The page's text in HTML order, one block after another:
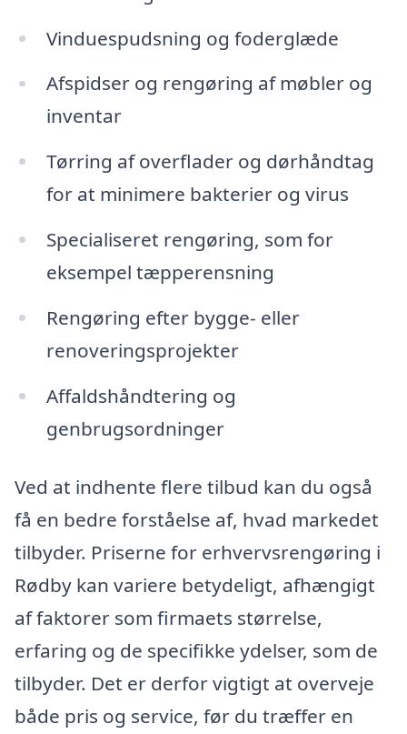
Vinduespudsning og foderglæde
Afspidser og rengøring af møbler og
inventar
Tørring af overflader og dørhåndtag
for at minimere bakterier og virus
Specialiseret rengøring, som for
eksempel tæpperensning
Rengøring efter bygge- eller
renoveringsprojekter
Affaldshåndtering og
genbrugsordninger
Ved at indhente flere tilbud kan du også
få en bedre forståelse af, hvad markedet
tilbyder. Priserne for erhvervsrengøring i
Rødby kan variere betydeligt, afhængigt
af faktorer som firmaets størrelse,
erfaring og de specifikke ydelser, som de
tilbyder. Det er derfor vigtigt at overveje
både pris og service, før du træffer en